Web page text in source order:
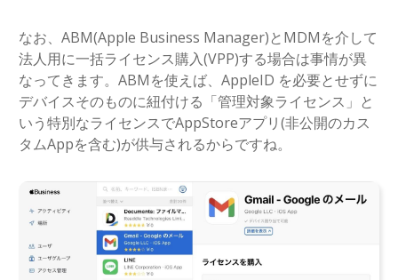
なお、ABM(Apple Business Manager)とMDMを介して
法人用に一括ライセンス購入(VPP)する場合は事情が異
なってきます。ABMを使えば、AppleID を必要とせずに
デバイスそのものに紐付ける「管理対象ライセンス」と
いう特別なライセンスでAppStoreアプリ(非公開のカス
タムAppを含む)が供与されるからですね。